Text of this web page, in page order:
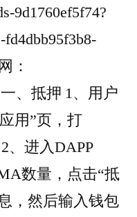
9d1760ef5f74?
fd4dbb95f3b8-
：
、抵押 1、用户
用”页，打
、进入DAPP
数量，点击“抵
，然后输入钱包